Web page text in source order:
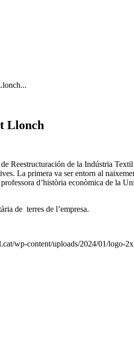
Llonch
de la Indústria
La primera va ser entorn al
d’història econòmica de la
de terres de l’empresa.
wp-content/uploads/2024/01/logo-